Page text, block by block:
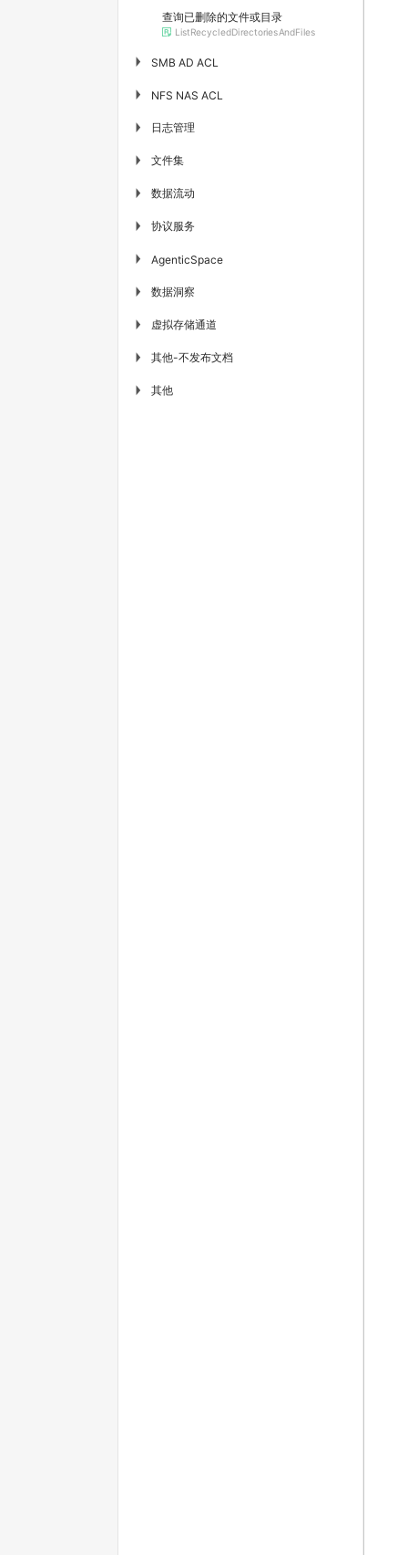
查询已删除的文件或目录
ListRecycledDirectoriesAndFiles
▶ SMB AD ACL
▶ NFS NAS ACL
▶ 日志管理
▶ 文件集
▶ 数据流动
▶ 协议服务
▶ AgenticSpace
▶ 数据洞察
▶ 虚拟存储通道
▶ 其他-不发布文档
▶ 其他